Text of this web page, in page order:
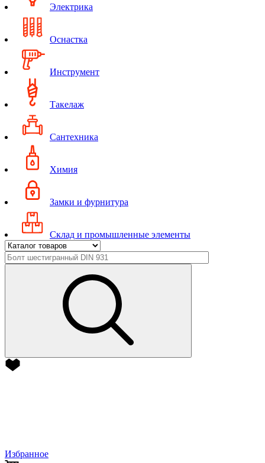
Электрика
Оснастка
Инструмент
Такелаж
Сантехника
Химия
Замки и фурнитура
Склад и промышленные элементы
Избранное